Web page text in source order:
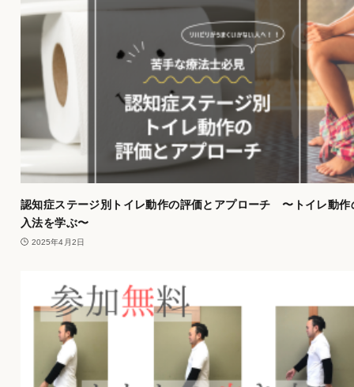
認知症ステージ別トイレ動作の評価とアプローチ 〜トイレ動作
入法を学ぶ〜
2025年4月2日